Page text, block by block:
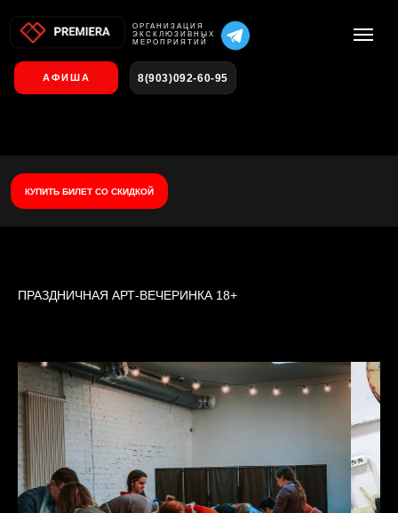
О РГАНИЗАЦИЯ
ЭКСКЛЮЗИВНЫХ
МЕРОПРИЯТИЙ
АФИША 8(903)092-60-95
КУПИТЬ БИЛЕТ СО СКИДКОЙ
ПРАЗДНИЧНАЯ АРТ-ВЕЧЕРИНКА 18+